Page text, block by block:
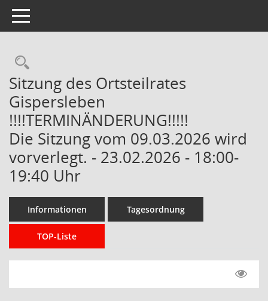
Toggle navigation
Rechercheauswahl
Sitzung des Ortsteilrates
Gispersleben
!!!!TERMINÄNDERUNG!!!!!
Die Sitzung vom 09.03.2026 wird
vorverlegt. - 23.02.2026 - 18:00-
19:40 Uhr
Informationen Tagesordnung
TOP-Liste